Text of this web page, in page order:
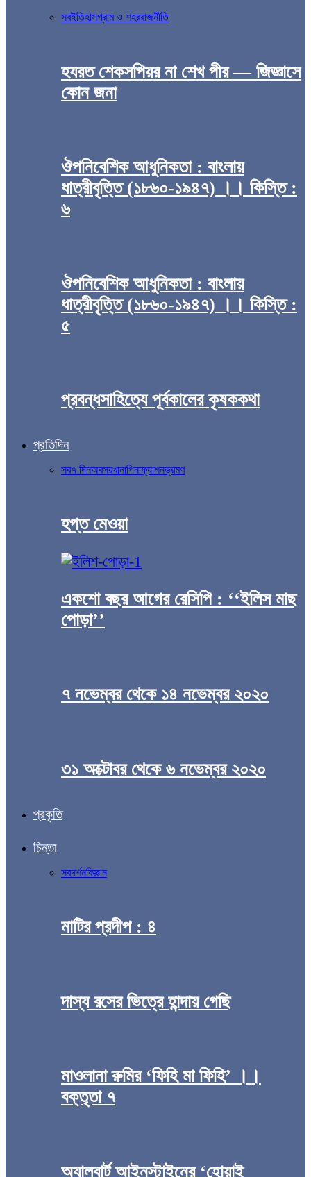
সবইতিহাসগ্রাম ও শহররাজনীতি
হযরত শেকসপিয়র না শেখ পীর — জিজ্ঞাসে
কোন জনা
ঔপনিবেশিক আধুনিকতা : বাংলায়
ধাত্রীবৃত্তি (১৮৬০-১৯৪৭) ।। কিস্তি :
৬
ঔপনিবেশিক আধুনিকতা : বাংলায়
ধাত্রীবৃত্তি (১৮৬০-১৯৪৭) ।। কিস্তি :
৫
প্রবন্ধসাহিত্যে পূর্বকালের কৃষককথা
প্রতিদিন
সব৭ দিনঅবসরখানাপিনাফ্যাশনভ্রমণ
হপ্ত মেওয়া
একশো বছর আগের রেসিপি : ‘‘ইলিস মাছ
পোড়া’’
৭ নভেম্বর থেকে ১৪ নভেম্বর ২০২০
৩১ অক্টোবর থেকে ৬ নভেম্বর ২০২০
প্রকৃতি
চিন্তা
সবদর্শনবিজ্ঞান
মাটির প্রদীপ : ৪
দাস্য রসের ভিত্রে হান্দায় গেছি
মাওলানা রুমির ‘ফিহি মা ফিহি’ ।।
বক্তৃতা ৭
অ্যালবার্ট আইনস্টাইনের ‘হোয়াই